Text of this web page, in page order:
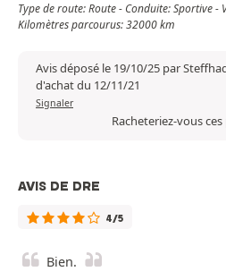
Type de route: Route - Conduite: Sportive -
Kilomètres parcourus: 32000 km
Avis déposé le 19/10/25 par
d'achat du 12/11/21
Signaler
Racheteriez-vous ces
AVIS DE DRE
4/5
Bien.